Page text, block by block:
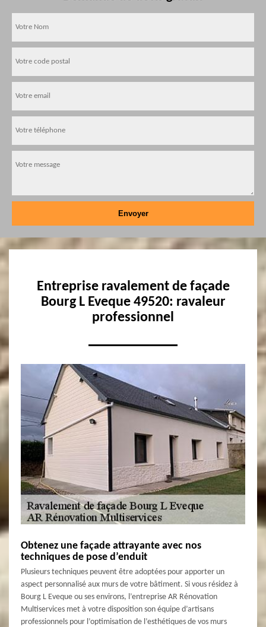
Entreprise ravalement de façade
Bourg L Eveque 49520: ravaleur
professionnel
Obtenez une façade attrayante avec nos
techniques de pose d’enduit
Plusieurs techniques peuvent être adoptées pour apporter un
aspect personnalisé aux murs de votre bâtiment. Si vous résidez à
Bourg L Eveque ou ses environs, l’entreprise AR Rénovation
Multiservices met à votre disposition son équipe d’artisans
professionnels pour l’optimisation de l’esthétiques de vos murs